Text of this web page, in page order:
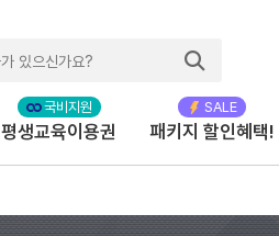
평생교육이용권 패키지 할인혜택!